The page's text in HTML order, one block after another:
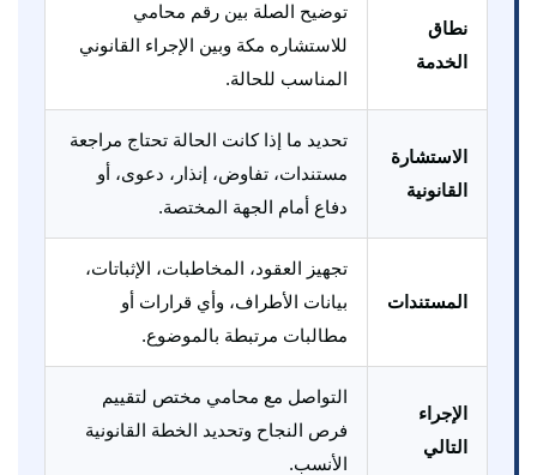
نطاق
الخدمة
توضيح الصلة بين رقم محامي
للاستشاره مكة وبين الإجراء القانوني
المناسب للحالة.
الاستشارة
القانونية
تحديد ما إذا كانت الحالة تحتاج مراجعة
مستندات، تفاوض، إنذار، دعوى، أو
دفاع أمام الجهة المختصة.
المستندات
تجهيز العقود، المخاطبات، الإثباتات،
بيانات الأطراف، وأي قرارات أو
مطالبات مرتبطة بالموضوع.
الإجراء
التالي
التواصل مع محامي مختص لتقييم
فرص النجاح وتحديد الخطة القانونية
الأنسب.